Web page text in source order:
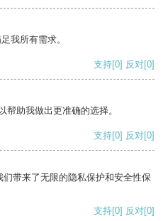
我所有需求。
支持[0] 反对[0]
帮助我做出更准确的选择。
支持[0] 反对[0]
带来了无限的隐私保护和安全性保
支持[0] 反对[0]